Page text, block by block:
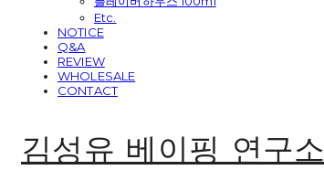
Etc.
NOTICE
Q&A
REVIEW
WHOLESALE
CONTACT
김성유 베이핑 연구소